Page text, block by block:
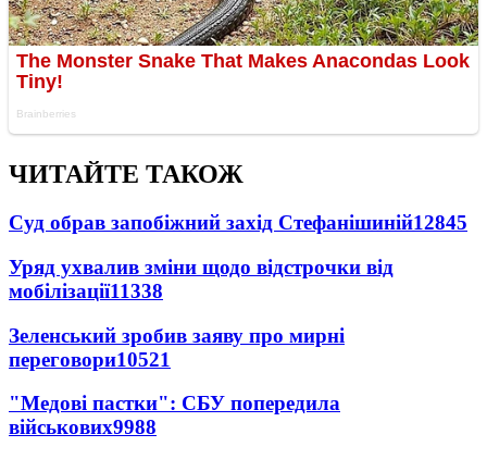
ЧИТАЙТЕ ТАКОЖ
Суд обрав запобіжний захід Стефанішиній12845
Уряд ухвалив зміни щодо відстрочки від
мобілізації11338
Зеленський зробив заяву про мирні
переговори10521
"Медові пастки": СБУ попередила
військових9988